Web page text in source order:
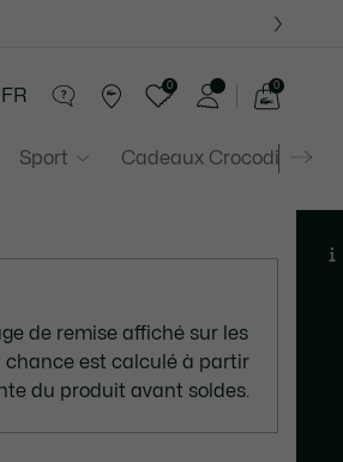
Sport Cadeaux Crocodile
FR
0
panier
0
de remise affiché sur les
chance est calculé à partir
du produit avant soldes.